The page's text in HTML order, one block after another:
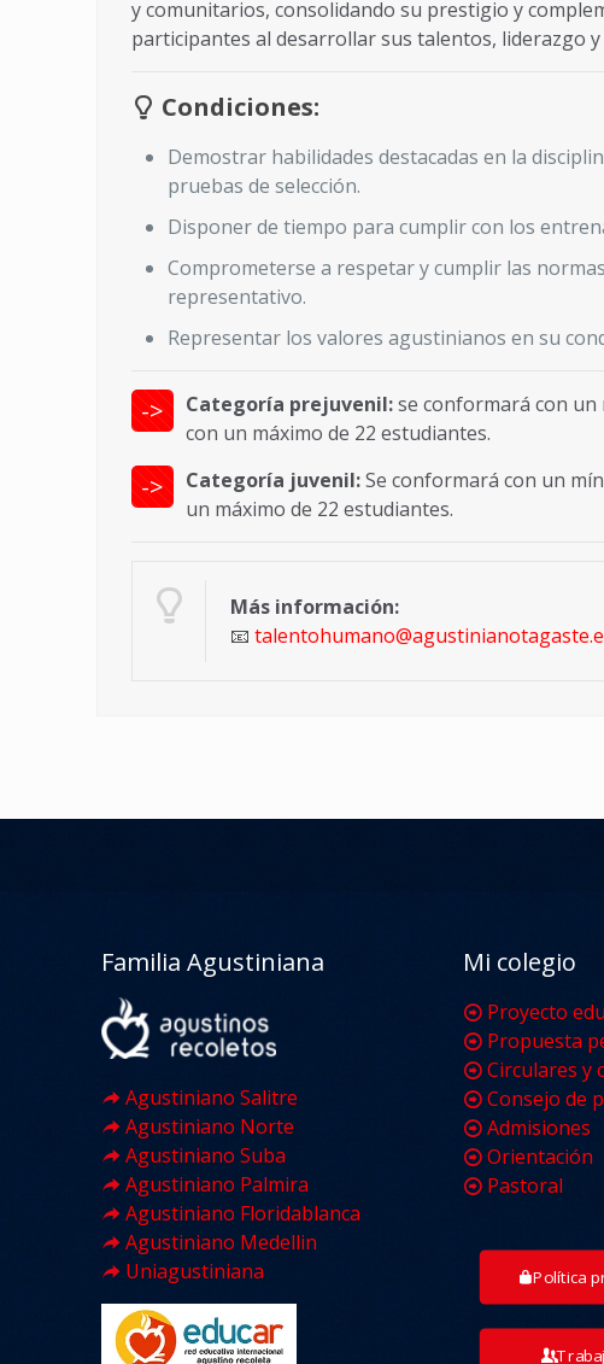
y comunitarios, consolidando su prestigio y
participantes al desarrollar sus talentos, liderazgo
Condiciones:
Demostrar habilidades destacadas en la
pruebas de selección.
Disponer de tiempo para cumplir con los
Comprometerse a respetar y cumplir las
representativo.
Representar los valores agustinianos en su
-> Categoría prejuvenil:se conformará con un
con un máximo de 22 estudiantes.
-> Categoría juvenil:Se conformará con un
un máximo de 22 estudiantes.
Más información:
📧
Familia Agustiniana
Agustiniano Salitre
Agustiniano Norte
Agustiniano Suba
Agustiniano Palmira
Agustiniano Floridablanca
Agustiniano Medellin
Uniagustiniana
Mi colegio
Proyecto
Propuesta
Circulares y
Consejo de
Admisiones
Orientación
Pastoral
Política